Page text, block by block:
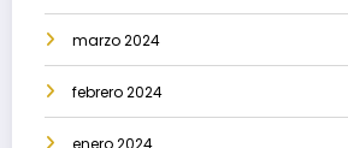
marzo 2024
febrero 2024